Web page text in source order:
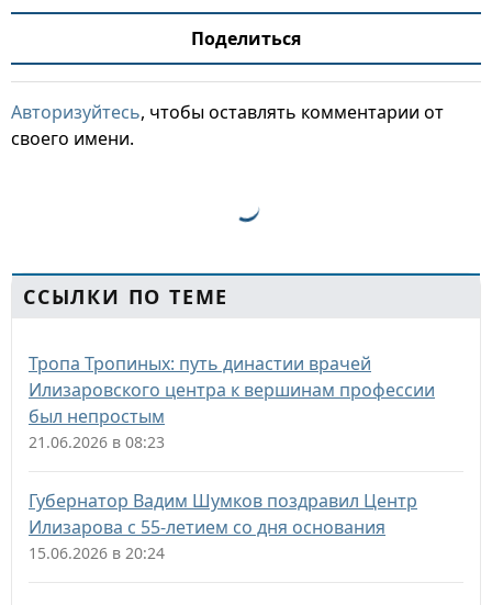
Поделиться
Авторизуйтесь, чтобы оставлять комментарии от
своего имени.
ССЫЛКИ ПО ТЕМЕ
Тропа Тропиных: путь династии врачей
Илизаровского центра к вершинам профессии
был непростым
21.06.2026 в 08:23
Губернатор Вадим Шумков поздравил Центр
Илизарова с 55‑летием со дня основания
15.06.2026 в 20:24